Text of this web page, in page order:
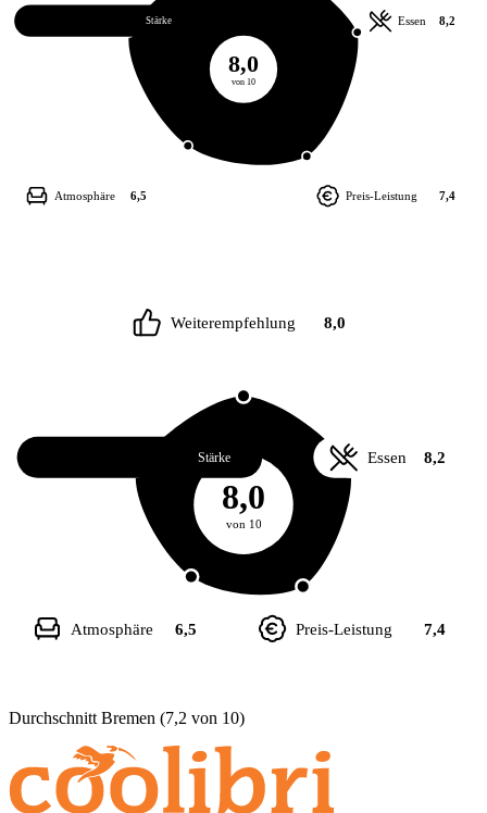
8,0
von 10
Essen 8,2
Preis-Leistung 7,4
Atmosphäre 6,5
Stärke
8,0
von 10
Weiterempfehlung 8,0
Essen 8,2
Preis-Leistung 7,4
Atmosphäre 6,5
Stärke
Durchschnitt Bremen (7,2 von 10)